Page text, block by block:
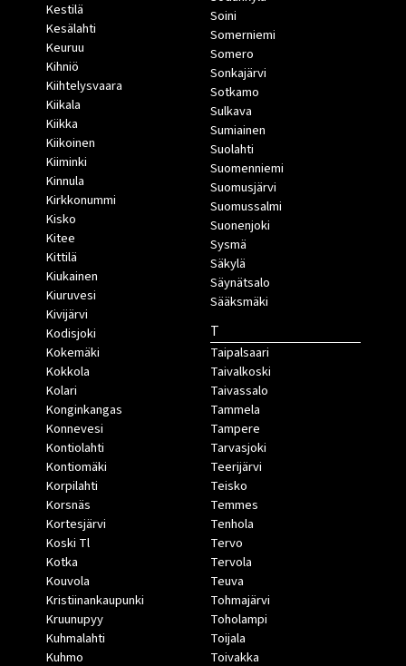
Kestilä
Kesälahti
Keuruu
Kihniö
Kiihtelysvaara
Kiikala
Kiikka
Kiikoinen
Kiiminki
Kinnula
Kirkkonummi
Kisko
Kitee
Kittilä
Kiukainen
Kiuruvesi
Kivijärvi
Kodisjoki
Kokemäki
Kokkola
Kolari
Konginkangas
Konnevesi
Kontiolahti
Kontiomäki
Korpilahti
Korsnäs
Kortesjärvi
Koski Tl
Kotka
Kouvola
Kristiinankaupunki
Kruunupyy
Kuhmalahti
Kuhmo
Soini
Somerniemi
Somero
Sonkajärvi
Sotkamo
Sulkava
Sumiainen
Suolahti
Suomenniemi
Suomusjärvi
Suomussalmi
Suonenjoki
Sysmä
Säkylä
Säynätsalo
Sääksmäki
T
Taipalsaari
Taivalkoski
Taivassalo
Tammela
Tampere
Tarvasjoki
Teerijärvi
Teisko
Temmes
Tenhola
Tervo
Tervola
Teuva
Tohmajärvi
Toholampi
Toijala
Toivakka